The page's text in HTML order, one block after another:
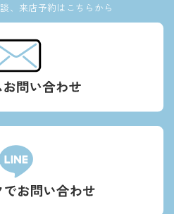
、来店予約はこちらから